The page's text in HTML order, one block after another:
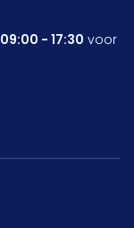
09:00 - 17:30 voor